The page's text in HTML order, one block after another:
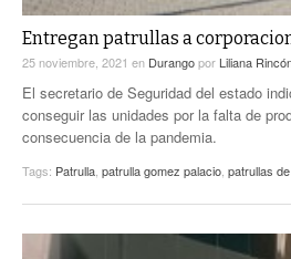
Entregan patrullas a
25 noviembre, 2021 en Durangopor Liliana
El secretario de Seguridad del estado
conseguir las unidades por la falta de
consecuencia de la pandemia.
Tags: Patrulla patrulla gomez palacio patrullas